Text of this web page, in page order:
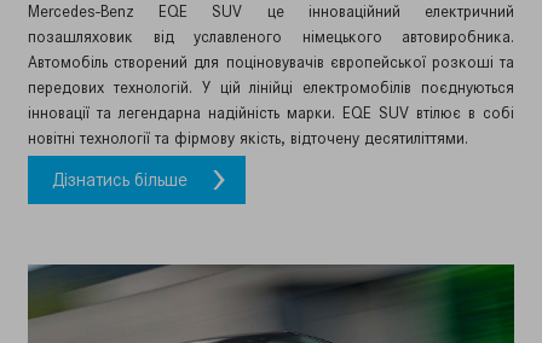
Mercedes-Benz EQE SUV це інноваційний електричний
позашляховик від уславленого німецького автовиробника.
Автомобіль створений для поціновувачів європейської розкоші та
передових технологій. У цій лінійці електромобілів поєднуються
інновації та легендарна надійність марки. EQE SUV втілює в собі
новітні технології та фірмову якість, відточену десятиліттями.
Дізнатись більше